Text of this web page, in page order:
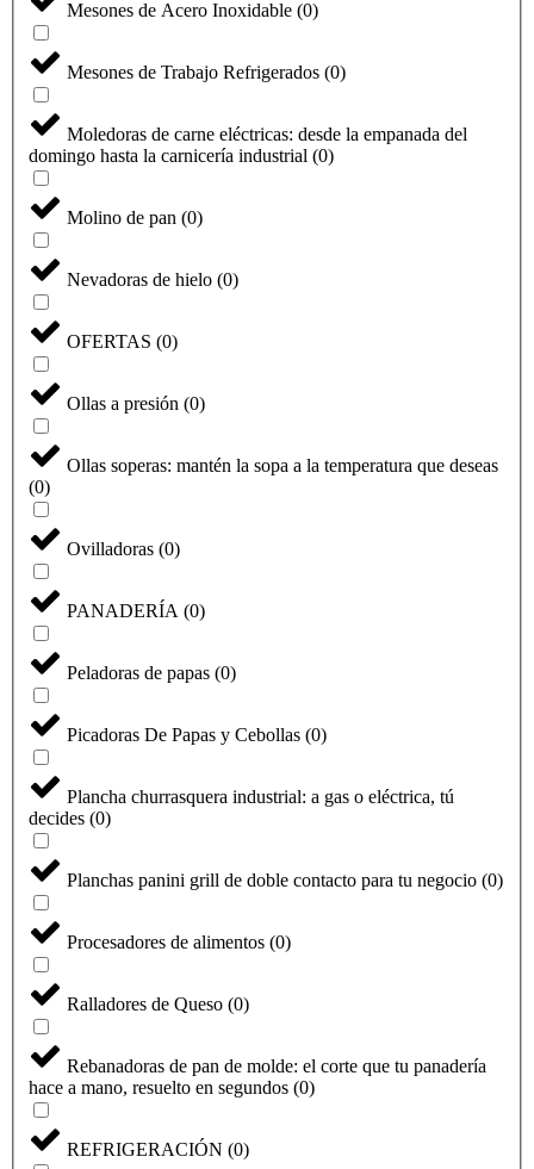
Mesones de Acero Inoxidable (0)
Mesones de Trabajo Refrigerados (0)
Moledoras de carne eléctricas: desde la empanada del
domingo hasta la carnicería industrial (0)
Molino de pan (0)
Nevadoras de hielo (0)
OFERTAS (0)
Ollas a presión (0)
Ollas soperas: mantén la sopa a la temperatura que deseas
(0)
Ovilladoras (0)
PANADERÍA (0)
Peladoras de papas (0)
Picadoras De Papas y Cebollas (0)
Plancha churrasquera industrial: a gas o eléctrica, tú
decides (0)
Planchas panini grill de doble contacto para tu negocio (0)
Procesadores de alimentos (0)
Ralladores de Queso (0)
Rebanadoras de pan de molde: el corte que tu panadería
hace a mano, resuelto en segundos (0)
REFRIGERACIÓN (0)
¿Cómo calificarías tu experiencia?
Seleccione
una
opción
de
a
5
No fue buena Muy Buena